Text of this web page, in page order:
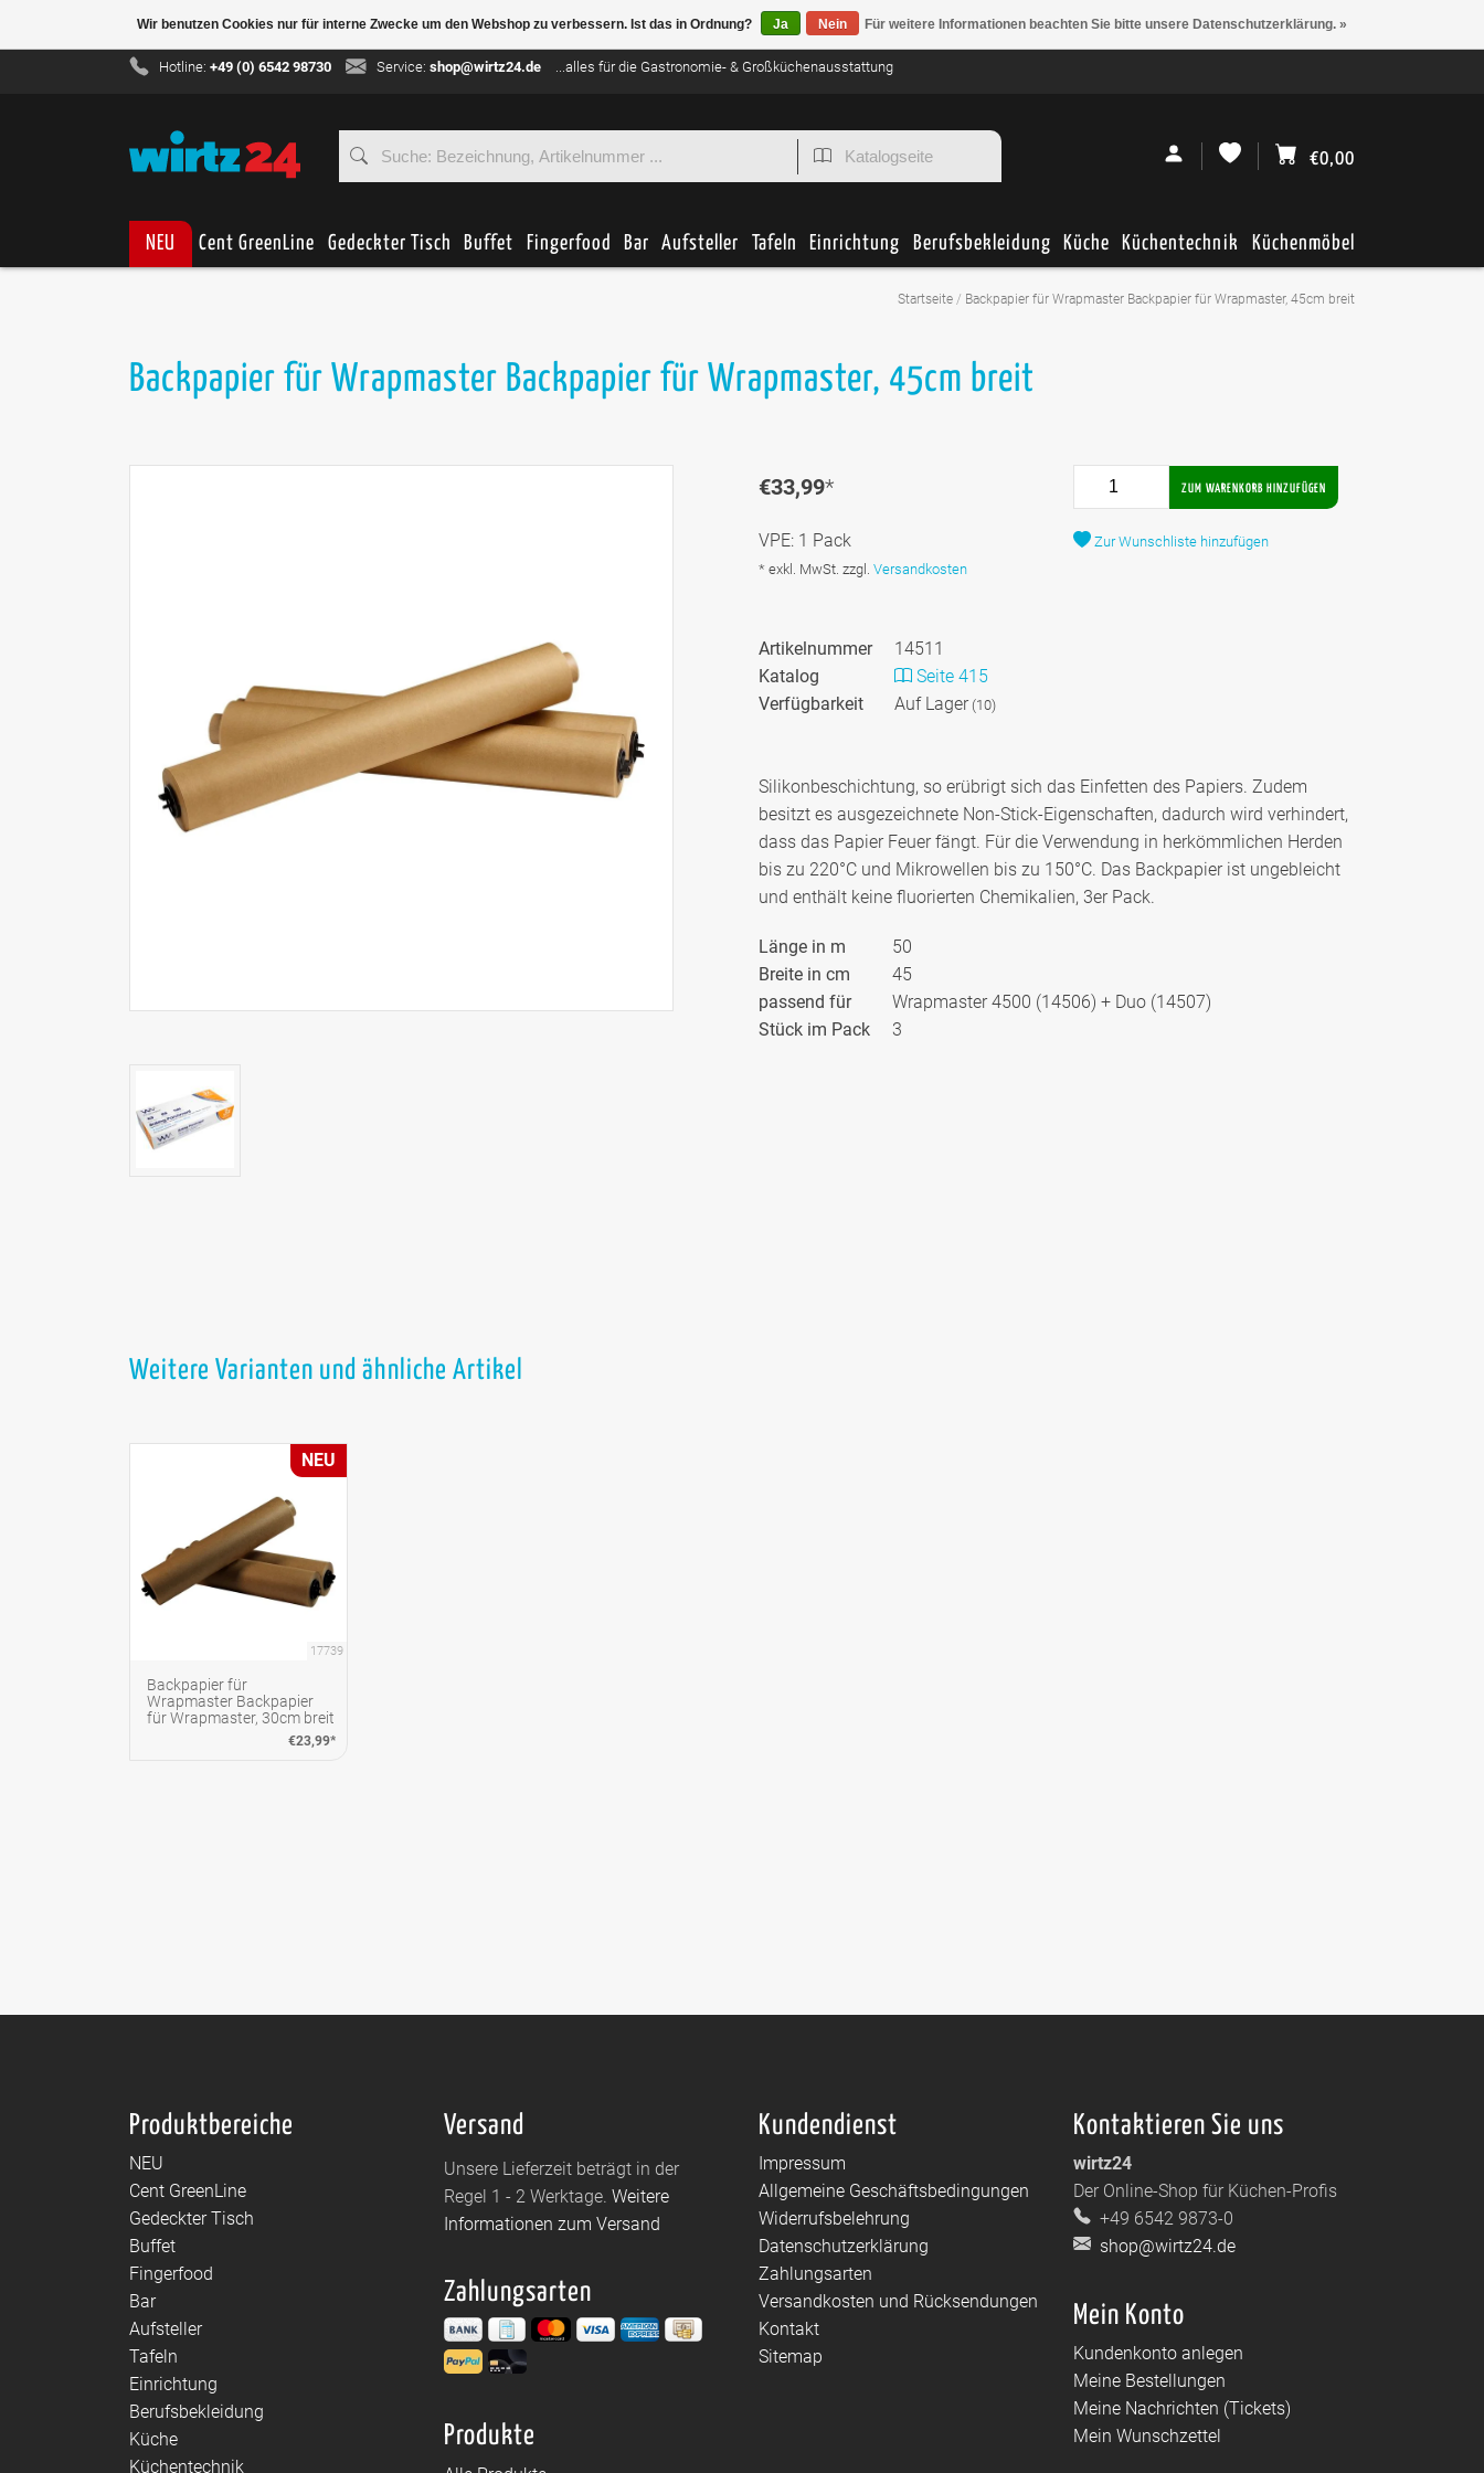
Hotline:+49 (0) 6542 98730 Service: shop@wirtz24.de ...alles für die Gastronomie- & Großküchenausstattung
€0,00
NEU Cent GreenLine Gedeckter Tisch Buffet Fingerfood Bar Aufsteller Tafeln Einrichtung Berufsbekleidung Küche Küchentechnik Küchenmöbel
Startseite / Backpapier für Wrapmaster Backpapier für Wrapmaster, 45cm breit
Backpapier für Wrapmaster Backpapier für Wrapmaster, 45cm breit
€33,99* ZUM WARENKORB HINZUFÜGEN
VPE: 1 Pack
Zur Wunschliste hinzufügen
* exkl. MwSt. zzgl. Versandkosten
Artikelnummer
14511
Katalog
Seite 415
Verfügbarkeit
Auf Lager (10)
Silikonbeschichtung, so erübrigt sich das Einfetten des Papiers. Zudem
besitzt es ausgezeichnete Non-Stick-Eigenschaften, dadurch wird verhindert,
dass das Papier Feuer fängt. Für die Verwendung in herkömmlichen Herden
bis zu 220°C und Mikrowellen bis zu 150°C. Das Backpapier ist ungebleicht
und enthält keine fluorierten Chemikalien, 3er Pack.
Länge in m
50
Breite in cm
45
passend für
Wrapmaster 4500 (14506) + Duo (14507)
Stück im Pack
3
Weitere Varianten und ähnliche Artikel
17739
Backpapier für
Wrapmaster Backpapier
für Wrapmaster, 30cm breit
€23,99*
NEU
Produktbereiche
NEU
Cent GreenLine
Gedeckter Tisch
Buffet
Fingerfood
Bar
Aufsteller
Tafeln
Einrichtung
Berufsbekleidung
Küche
Küchentechnik
Versand
Unsere Lieferzeit beträgt in der
Regel 1 - 2 Werktage. Weitere
Informationen zum Versand
Zahlungsarten
Produkte
Kundendienst
Impressum
Allgemeine Geschäftsbedingungen
Widerrufsbelehrung
Datenschutzerklärung
Zahlungsarten
Versandkosten und Rücksendungen
Kontakt
Sitemap
Kontaktieren Sie uns
wirtz24
Der Online-Shop für Küchen-Profis
+49 6542 9873-0
shop@wirtz24.de
Mein Konto
Kundenkonto anlegen
Meine Bestellungen
Meine Nachrichten (Tickets)
Mein Wunschzettel
Wir benutzen Cookies nur für interne Zwecke um den Webshop zu verbessern. Ist das in Ordnung? Ja Nein Für weitere Informationen beachten Sie bitte unsere Datenschutzerklärung. »